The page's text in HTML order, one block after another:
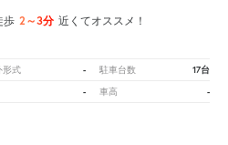
歩 2～3分 近くてオススメ！
形式 - 駐車台数 17台
- 車高 -